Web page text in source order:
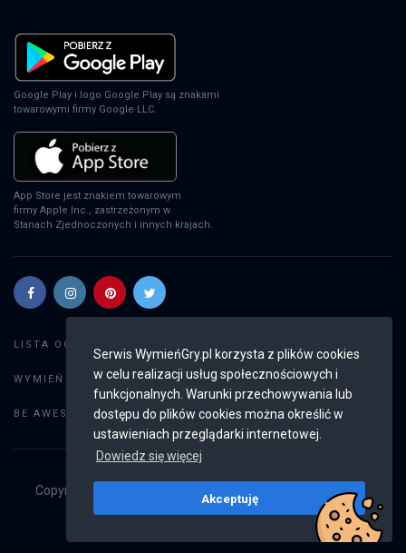
Serwis WymieńGry.pl korzysta z plików cookies
w celu realizacji usług społecznościowych i
funkcjonalnych. Warunki przechowywania lub
dostępu do plików cookies można określić w
ustawieniach przeglądarki internetowej.
Dowiedz się więcej
Akceptuję
Google Play i logo Google Play są znakami
towarowymi firmy Google LLC.
App Store jest znakiem towarowym
firmy Apple Inc., zastrzeżonym w
Stanach Zjednoczonych i innych krajach.
LISTA OGŁOSZEŃ:
WYMIEŃ GRY: Dodaj ogłoszenie
BE AWESOME: Weryfikacja konta
Copyright © 2019 - 2026
Wszystkie prawa
v2.8.4